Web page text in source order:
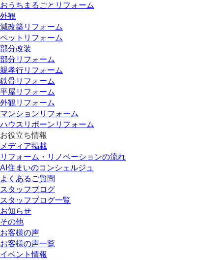
おうちまるごとリフォーム
外観
減改築リフォーム
ペットリフォーム
部分改装
部分リフォーム
親孝行リフォーム
鉄骨リフォーム
平屋リフォーム
外観リフォーム
マンションリフォーム
ハウスリボーンリフォーム
お役立ち情報
メディア掲載
リフォーム・リノベーションの流れ
AI住まいのコンシェルジュ
よくあるご質問
スタッフブログ
スタッフブログ一覧
お知らせ
その他
お客様の声
お客様の声一覧
イベント情報